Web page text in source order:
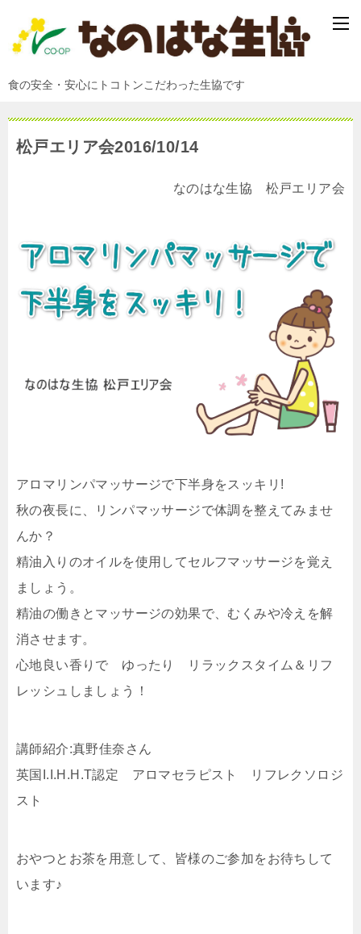
食の安全・安心にトコトンこだわった生協です
松戸エリア会2016/10/14
なのはな生協 松戸エリア会
アロマリンパマッサージで下半身をスッキリ!
秋の夜長に、リンパマッサージで体調を整えてみませ
んか？
精油入りのオイルを使用してセルフマッサージを覚え
ましょう。
精油の働きとマッサージの効果で、むくみや冷えを解
消させます。
心地良い香りで ゆったり リラックスタイム＆リフ
レッシュしましょう！
講師紹介:真野佳奈さん
英国I.I.H.H.T認定 アロマセラピスト リフレクソロジ
スト
おやつとお茶を用意して、皆様のご参加をお待ちして
います♪